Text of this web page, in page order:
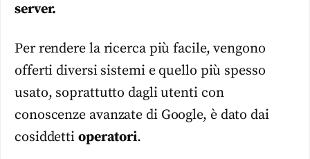
server.
Per rendere la ricerca più facile, vengono
offerti diversi sistemi e quello più spesso
usato, soprattutto dagli utenti con
conoscenze avanzate di Google, è dato dai
cosiddetti operatori.